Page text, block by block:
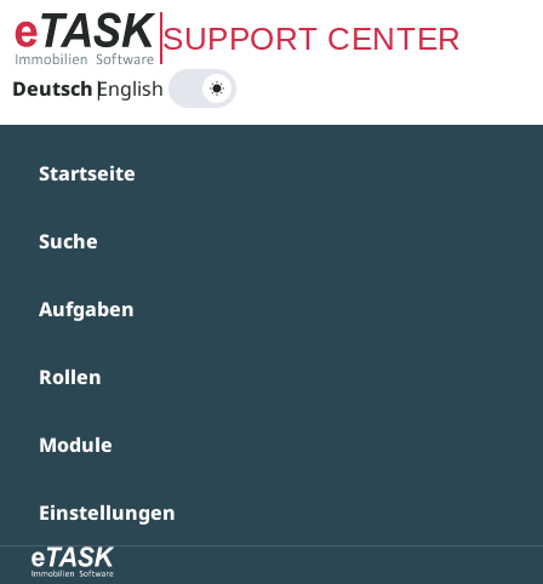
Zum Hauptinhalt springenSUPPORT CENTER
Deutsch|
English
Startseite
Suche
Aufgaben
Rollen
Module
Einstellungen